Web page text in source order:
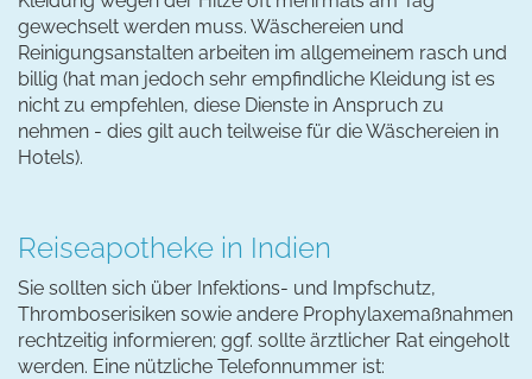
gewechselt werden muss. Wäschereien und
Reinigungsanstalten arbeiten im allgemeinem rasch und
billig (hat man jedoch sehr empfindliche Kleidung ist es
nicht zu empfehlen, diese Dienste in Anspruch zu
nehmen - dies gilt auch teilweise für die Wäschereien in
Hotels).
Reiseapotheke in Indien
Sie sollten sich über Infektions- und Impfschutz,
Thromboserisiken sowie andere Prophylaxemaßnahmen
rechtzeitig informieren; ggf. sollte ärztlicher Rat eingeholt
werden. Eine nützliche Telefonnummer ist: